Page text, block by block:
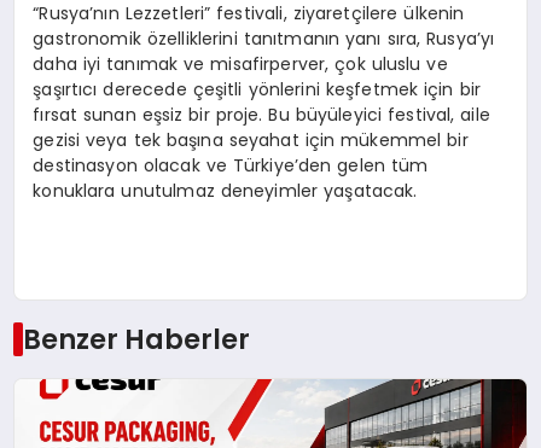
“Rusya’nın Lezzetleri” festivali, ziyaretçilere ülkenin
gastronomik özelliklerini tanıtmanın yanı sıra, Rusya’yı
daha iyi tanımak ve misafirperver, çok uluslu ve
şaşırtıcı derecede çeşitli yönlerini keşfetmek için bir
fırsat sunan eşsiz bir proje. Bu büyüleyici festival, aile
gezisi veya tek başına seyahat için mükemmel bir
destinasyon olacak ve Türkiye’den gelen tüm
konuklara unutulmaz deneyimler yaşatacak.
Benzer Haberler